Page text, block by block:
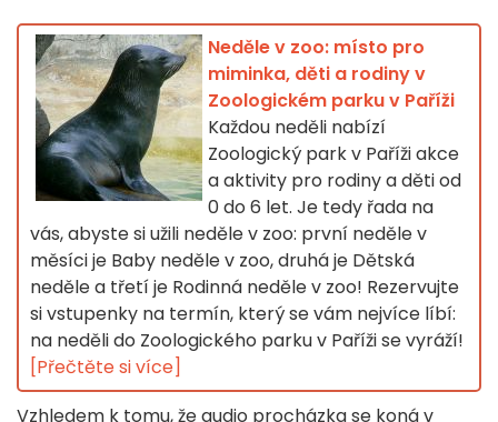
Neděle v zoo: místo pro
miminka, děti a rodiny v
Zoologickém parku v Paříži
Každou neděli nabízí
Zoologický park v Paříži akce
a aktivity pro rodiny a děti od
0 do 6 let. Je tedy řada na
vás, abyste si užili neděle v zoo: první neděle v
měsíci je Baby neděle v zoo, druhá je Dětská
neděle a třetí je Rodinná neděle v zoo! Rezervujte
si vstupenky na termín, který se vám nejvíce líbí:
na neděli do Zoologického parku v Paříži se vyráží!
[Přečtěte si více]
Vzhledem k tomu, že audio procházka se koná v